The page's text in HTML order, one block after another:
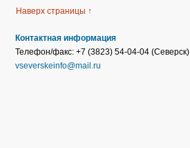
Наверх страницы ↑
Контактная информация
Телефон/факс: +7 (3823) 54-04-04 (Северск)
vseverskeinfo@mail.ru